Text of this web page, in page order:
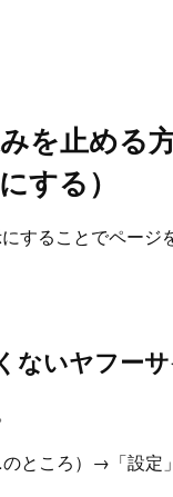
を止める
する）
することでページ
ないヤフー
ところ）→「設定